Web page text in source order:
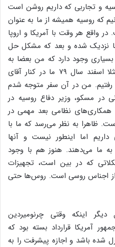
و تجاربی که داریم روشن است
که روسیه همیشه از ما به عنوان
واقع هر وقت با آمریکا و اروپا
نزدیک شده و بعد که مشکل حل
وجود دارد که من بعضا به
شکل خاطره آنها را می‌نویسم. مثلا اسفند سال ۷۹ ما در کنار آقای
من در آن سفر متوجه شدم
در مسکو، وزیر دفاع روسیه در
نظامی بعد مهمی در
ظاهرا به نظر می‌رسد که ما با
اما اینطور نیست و آنها
ما می‌دهند. هنوز هم با وجود
که در بین است، تجهیزات
از اجناس روسی است. روس‌ها حتی
اینکه وقتی چرنومیردین
آمریکا قرارداد بسته بود که
شده باشد و اجازه پیشرفت را به